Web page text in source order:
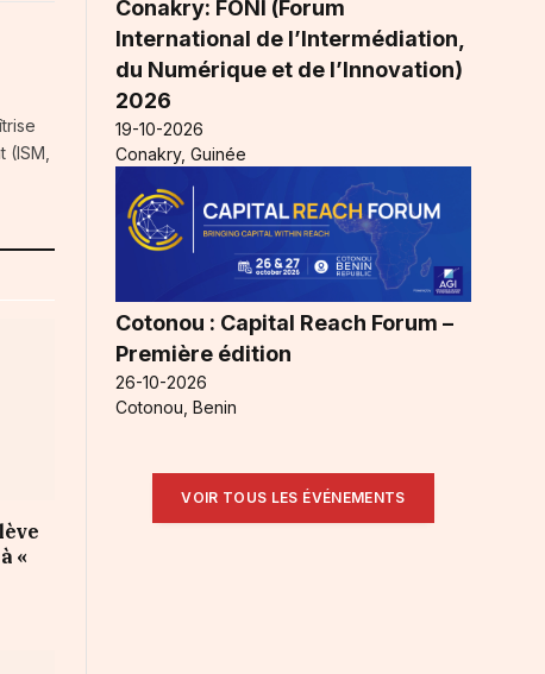
«
Conakry: FONI (Forum
International de l’Intermédiation,
du Numérique et de l’Innovation)
2026
19-10-2026
Conakry, Guinée
Cotonou : Capital Reach Forum –
Première édition
26-10-2026
Cotonou, Benin
VOIR TOUS LES ÉVÉNEMENTS